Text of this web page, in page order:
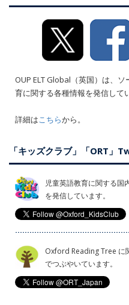
OUP ELT Global（英国）は、
育に関する各種情報を発信して
詳細はこちらから。
「キッズクラブ」「ORT」
児童英語教育に関する国
を発信しています。
Oxford Reading Tree に
でつぶやいています。